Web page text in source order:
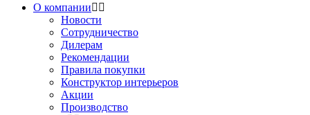
О компании
Новости
Сотрудничество
Дилерам
Рекомендации
Правила покупки
Конструктор интерьеров
Акции
Производство